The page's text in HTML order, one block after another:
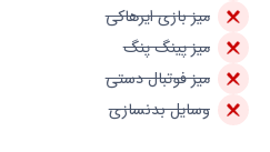
میز بازی ایرهاکی
میز پینگ پنگ
میز فوتبال دستی
وسایل بدنسازی